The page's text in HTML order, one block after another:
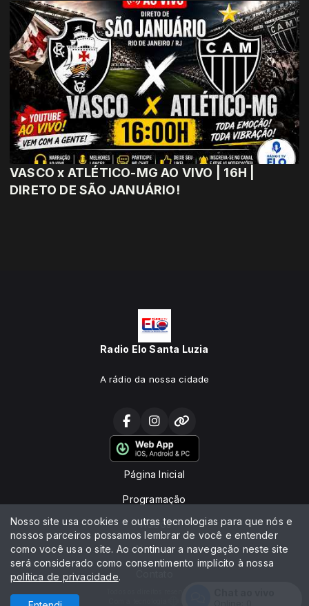
VASCO x ATLÉTICO-MG AO VIVO | 16H |
DIRETO DE SÃO JANUÁRIO!
Radio Elo Santa Luzia
A rádio da nossa cidade
Página Inicial
Programação
Vídeos
Notícias
Nosso site usa cookies e outras tecnologias para que nós e
nossos parceiros possamos lembrar de você e entender
como você usa o site. Ao continuar a navegação neste site
será considerado como consentimento implícito à nossa
política de privacidade.